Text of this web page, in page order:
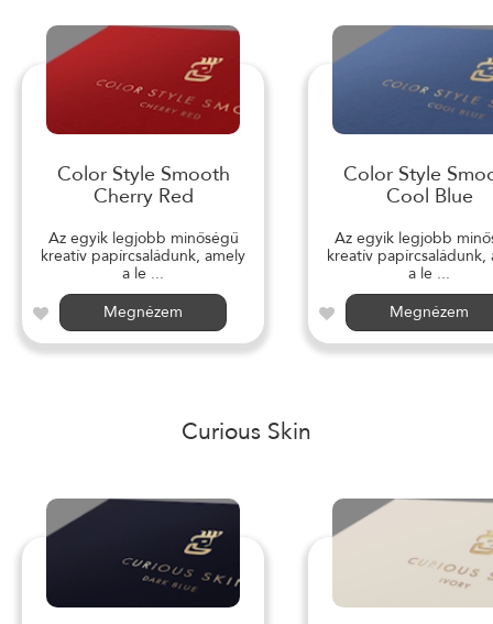
Color Style Smooth
Cherry Red
Az egyik legjobb minőségű
kreatív papírcsaládunk, amely
a le ...
Megnézem
Color Style
Cool Blue
Az egyik legjobb
kreatív papírcsaládunk,
a le ...
Megnézem
Curious Skin